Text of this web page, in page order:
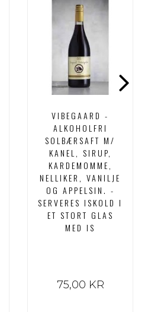
VIBEGAARD -
ALKOHOLFRI
SOLBÆRSAFT M/
KANEL, SIRUP,
KARDEMOMME,
NELLIKER, VANILJE
OG APPELSIN. -
SERVERES ISKOLD I
ET STORT GLAS
MED IS
75,00 KR